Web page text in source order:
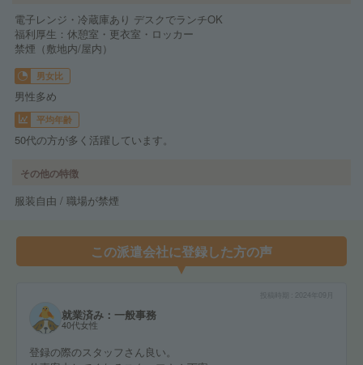
電子レンジ・冷蔵庫あり デスクでランチOK
福利厚生：休憩室・更衣室・ロッカー
禁煙（敷地内/屋内）
男女比
男性多め
平均年齢
50代の方が多く活躍しています。
その他の特徴
服装自由 / 職場が禁煙
この派遣会社に登録した方の声
2024年09月
就業済み：一般事務
40代女性
登録の際のスタッフさん良い。